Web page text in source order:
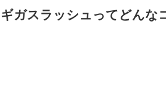
ギガスラッシュってどんな